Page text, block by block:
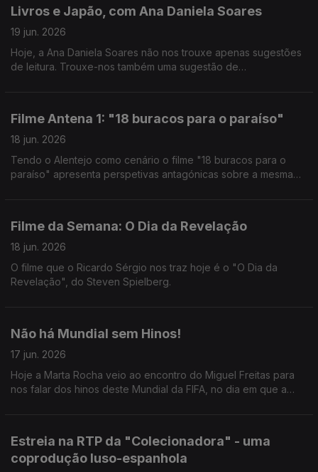
Livros e Japão, com Ana Daniela Soares
19 jun. 2026
Hoje, a Ana Daniela Soares não nos trouxe apenas sugestões
de leitura. Trouxe-nos também uma sugestão de
Filme Antena 1: "18 buracos para o paraíso"
18 jun. 2026
Tendo o Alentejo como cenário o filme "18 buracos para o
paraíso" apresenta perspetivas antagónicas sobre a mesma
Filme da Semana: O Dia da Revelação
18 jun. 2026
O filme que o Ricardo Sérgio nos traz hoje é o "O Dia da
Revelação", do Steven Spielberg.
Não há Mundial sem Hinos!
17 jun. 2026
Hoje a Marta Rocha veio ao encontro do Miguel Freitas para
nos falar dos hinos deste Mundial da FIFA, no dia em que a
Estreia na RTP da "Colecionadora" - uma
coprodução luso-espanhola